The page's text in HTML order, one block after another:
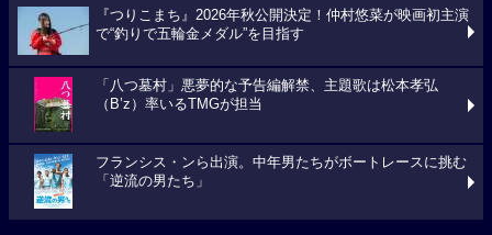
『つりこまち』2026年秋公開決定！仲村悠菜が映画初主演
で“釣りで五輪金メダル”を目指す
「八つ墓村」悪夢的な予告編解禁、主題歌は松本孝弘
（B’z）率いるTMGが担当
フランシス・ンら出演。中年男たちがボートレースに挑む
「逆流の男たち」